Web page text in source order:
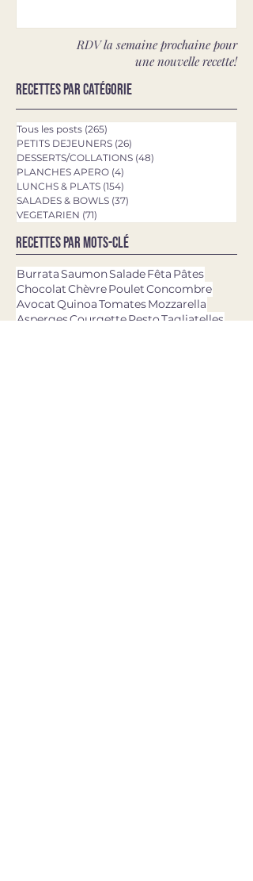
RDV la semaine prochaine pour
une nouvelle recette!
Recettes par catégorie
Tous les posts (265)
PETITS DEJEUNERS (26)
DESSERTS/COLLATIONS (48)
PLANCHES APERO (4)
LUNCHS & PLATS (154)
SALADES & BOWLS (37)
VEGETARIEN (71)
Recettes par mots-clé
BurrataSaumonSaladeFêta Pâtes
ChocolatChèvrePouletConcombre
AvocatQuinoaTomatesMozzarella
AspergesCourgettePestoTagliatelles